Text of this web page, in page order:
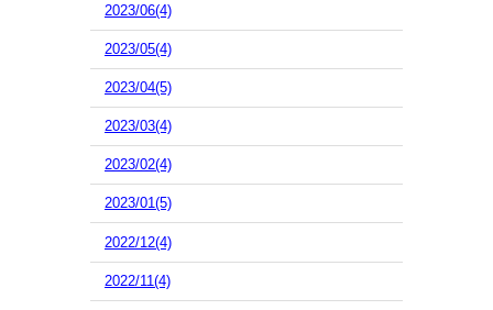
2023/06(4)
2023/05(4)
2023/04(5)
2023/03(4)
2023/02(4)
2023/01(5)
2022/12(4)
2022/11(4)